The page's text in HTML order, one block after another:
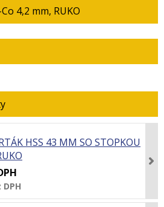
4,2 mm, RUKO
HSS 43 MM SO STOPKOU
DPH